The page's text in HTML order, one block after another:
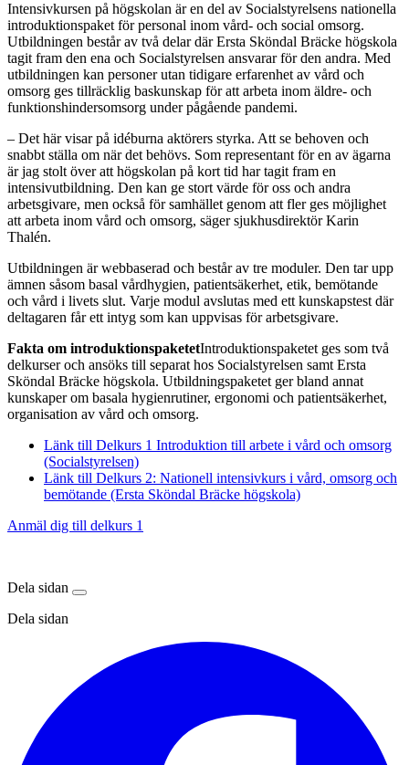
Intensivkursen på högskolan är en del av Socialstyrelsens nationella
introduktionspaket för personal inom vård- och social omsorg.
Utbildningen består av två delar där Ersta Sköndal Bräcke högskola
tagit fram den ena och Socialstyrelsen ansvarar för den andra. Med
utbildningen kan personer utan tidigare erfarenhet av vård och
omsorg ges tillräcklig baskunskap för att arbeta inom äldre- och
funktionshindersomsorg under pågående pandemi.
– Det här visar på idéburna aktörers styrka. Att se behoven och
snabbt ställa om när det behövs. Som representant för en av ägarna
är jag stolt över att högskolan på kort tid har tagit fram en
intensivutbildning. Den kan ge stort värde för oss och andra
arbetsgivare, men också för samhället genom att fler ges möjlighet
att arbeta inom vård och omsorg, säger sjukhusdirektör Karin
Thalén.
Utbildningen är webbaserad och består av tre moduler. Den tar upp
ämnen såsom basal vårdhygien, patientsäkerhet, etik, bemötande
och vård i livets slut. Varje modul avslutas med ett kunskapstest där
deltagaren får ett intyg som kan uppvisas för arbetsgivare.
Fakta om introduktionspaketetIntroduktionspaketet ges som två
delkurser och ansöks till separat hos Socialstyrelsen samt Ersta
Sköndal Bräcke högskola. Utbildningspaketet ger bland annat
kunskaper om basala hygienrutiner, ergonomi och patientsäkerhet,
organisation av vård och omsorg.
Länk till Delkurs 1 Introduktion till arbete i vård och omsorg
(Socialstyrelsen)
Länk till Delkurs 2: Nationell intensivkurs i vård, omsorg och
bemötande (Ersta Sköndal Bräcke högskola)
Anmäl dig till delkurs 1
Dela sidan
Dela sidan